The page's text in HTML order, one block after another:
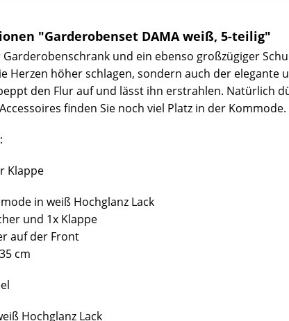
"Garderobenset DAMA weiß, 5-teilig"
Garderobenschrank und ein ebenso großzügiger
Herzen höher schlagen, sondern auch der
den Flur auf und lässt ihn erstrahlen. Natürlich
finden Sie noch viel Platz in der Kommode.
Klappe
in weiß Hochglanz Lack
und 1x Klappe
auf der Front
cm
Hochglanz Lack